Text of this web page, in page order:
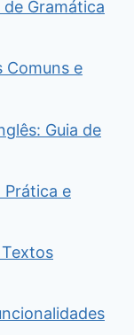
Gramática
Comuns e
Guia de
Prática e